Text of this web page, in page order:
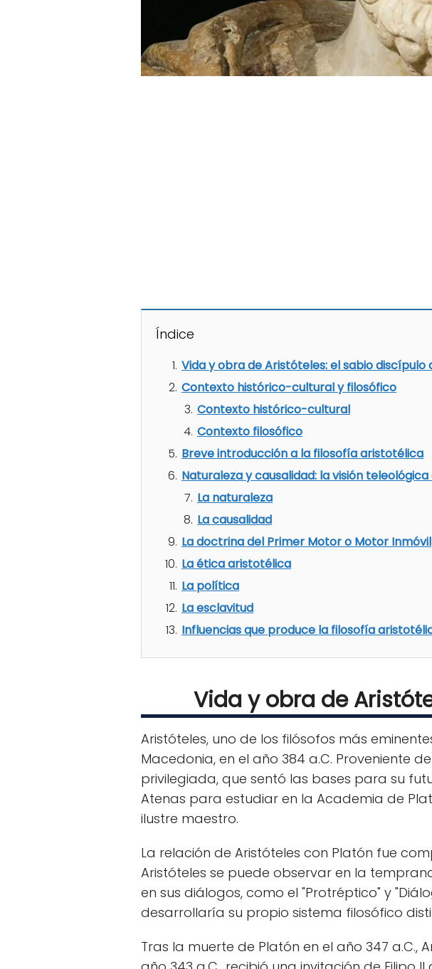
Índice
Vida y obra de Aristóteles: el sabio discípulo
Contexto histórico-cultural y filosófico
Contexto histórico-cultural
Contexto filosófico
Breve introducción a la filosofía aristotélica
Naturaleza y causalidad: la visión
La naturaleza
La causalidad
La doctrina del Primer Motor o Motor Inmóvil
La ética aristotélica
La política
La esclavitud
Influencias que produce la filosofía
Vida y obra de
Aristóteles, uno de los filósofos más
Macedonia, en el año 384 a.C. Proveniente
privilegiada, que sentó las bases para su
Atenas para estudiar en la Academia de
ilustre maestro.
La relación de Aristóteles con Platón fue
Aristóteles se puede observar en la
en sus diálogos, como el "Protréptico" y
desarrollaría su propio sistema filosófico
Tras la muerte de Platón en el año 347 a.C.,